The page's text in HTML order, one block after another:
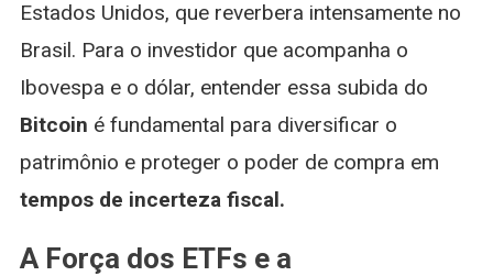
Estados Unidos, que reverbera intensamente no
Brasil. Para o investidor que acompanha o
Ibovespa e o dólar, entender essa subida do
Bitcoin é fundamental para diversificar o
patrimônio e proteger o poder de compra em
tempos de incerteza fiscal.
A Força dos ETFs e a